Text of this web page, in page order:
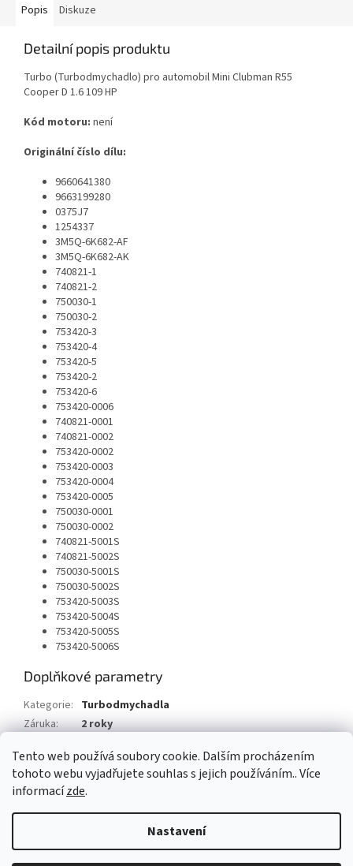
Tento web používá soubory cookie. Dalším procházením
tohoto webu vyjadřujete souhlas s jejich používáním.. Více
informacízde.
Nastavení
Popis Diskuze
Detailní popis produktu
Turbo (Turbodmychadlo) pro automobil Mini Clubman R55
Cooper D 1.6 109 HP
Kód motoru: není
Originální číslo dílu:
9660641380
9663199280
0375J7
1254337
3M5Q-6K682-AF
3M5Q-6K682-AK
740821-1
740821-2
750030-1
750030-2
753420-3
753420-4
753420-5
753420-2
753420-6
753420-0006
740821-0001
740821-0002
753420-0002
753420-0003
753420-0004
753420-0005
750030-0001
750030-0002
740821-5001S
740821-5002S
750030-5001S
750030-5002S
753420-5003S
753420-5004S
753420-5005S
753420-5006S
Doplňkové parametry
Kategorie: Turbodmychadla
Záruka:
2 roky